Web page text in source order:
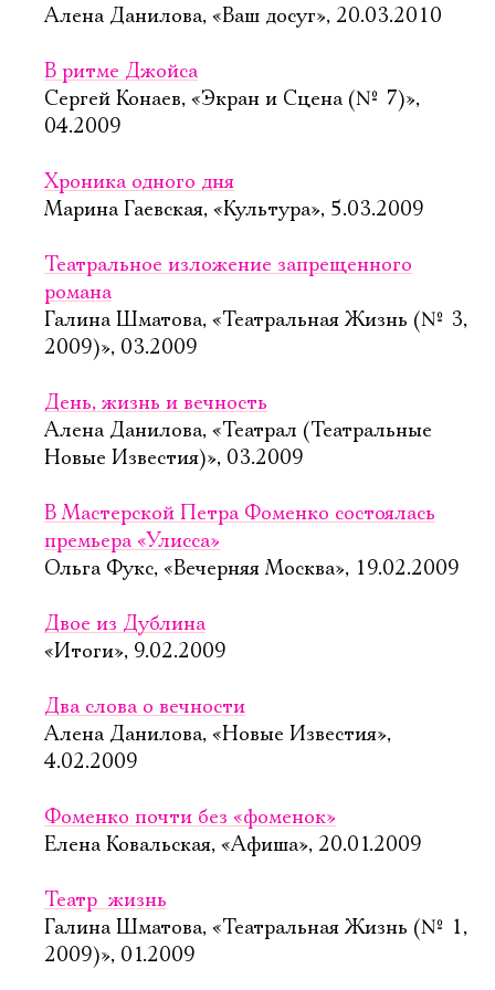
Алена Данилова, «Ваш досуг», 20.03.2010
В ритме Джойса
Сергей Конаев, «Экран и Сцена (№ 7)»,
04.2009
Хроника одного дня
Марина Гаевская, «Культура», 5.03.2009
Театральное изложение запрещенного
романа
Галина Шматова, «Театральная Жизнь (№ 3,
2009)», 03.2009
День, жизнь и вечность
Алена Данилова, «Театрал (Театральные
Новые Известия)», 03.2009
В Мастерской Петра Фоменко состоялась
премьера «Улисса»
Ольга Фукс, «Вечерняя Москва», 19.02.2009
Двое из Дублина
«Итоги», 9.02.2009
Два слова о вечности
Алена Данилова, «Новые Известия»,
4.02.2009
Фоменко почти без «фоменок»
Елена Ковальская, «Афиша», 20.01.2009
Театр  жизнь
Галина Шматова, «Театральная Жизнь (№ 1,
2009)», 01.2009